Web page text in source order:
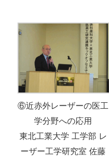
⑥近赤外レーザーの医工
学分野への応用
東北工業大学 工学部 レ
ーザー工学研究室 佐藤